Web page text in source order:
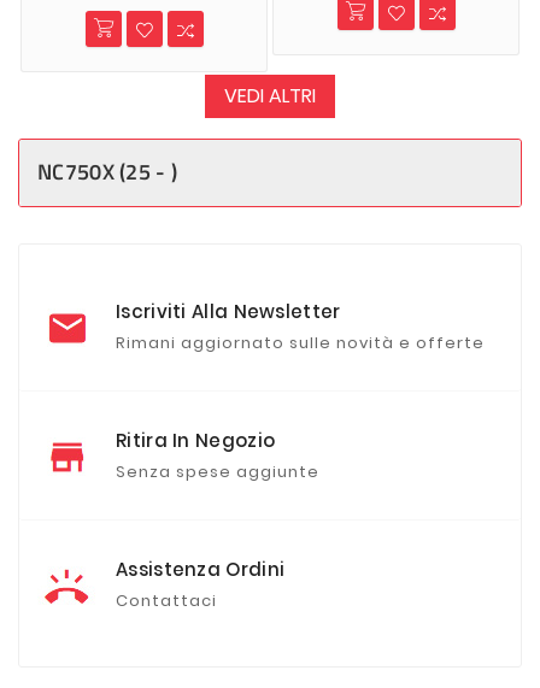
VEDI ALTRI
NC750X (25 - )
Iscriviti Alla Newsletter
Rimani aggiornato sulle novità e offerte
Ritira In Negozio
Senza spese aggiunte
Assistenza Ordini
Contattaci